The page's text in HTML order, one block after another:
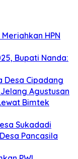
HPN
Bupati Nanda:
Desa Cipadang
Agustusan
Bimtek
Sukadadi
Pancasila